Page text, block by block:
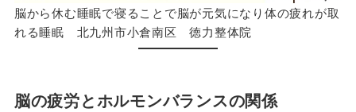
脳から休む睡眠で寝ることで脳が元気になり体の疲れが取
れる睡眠 北九州市小倉南区 徳力整体院
脳の疲労とホルモンバランスの関係